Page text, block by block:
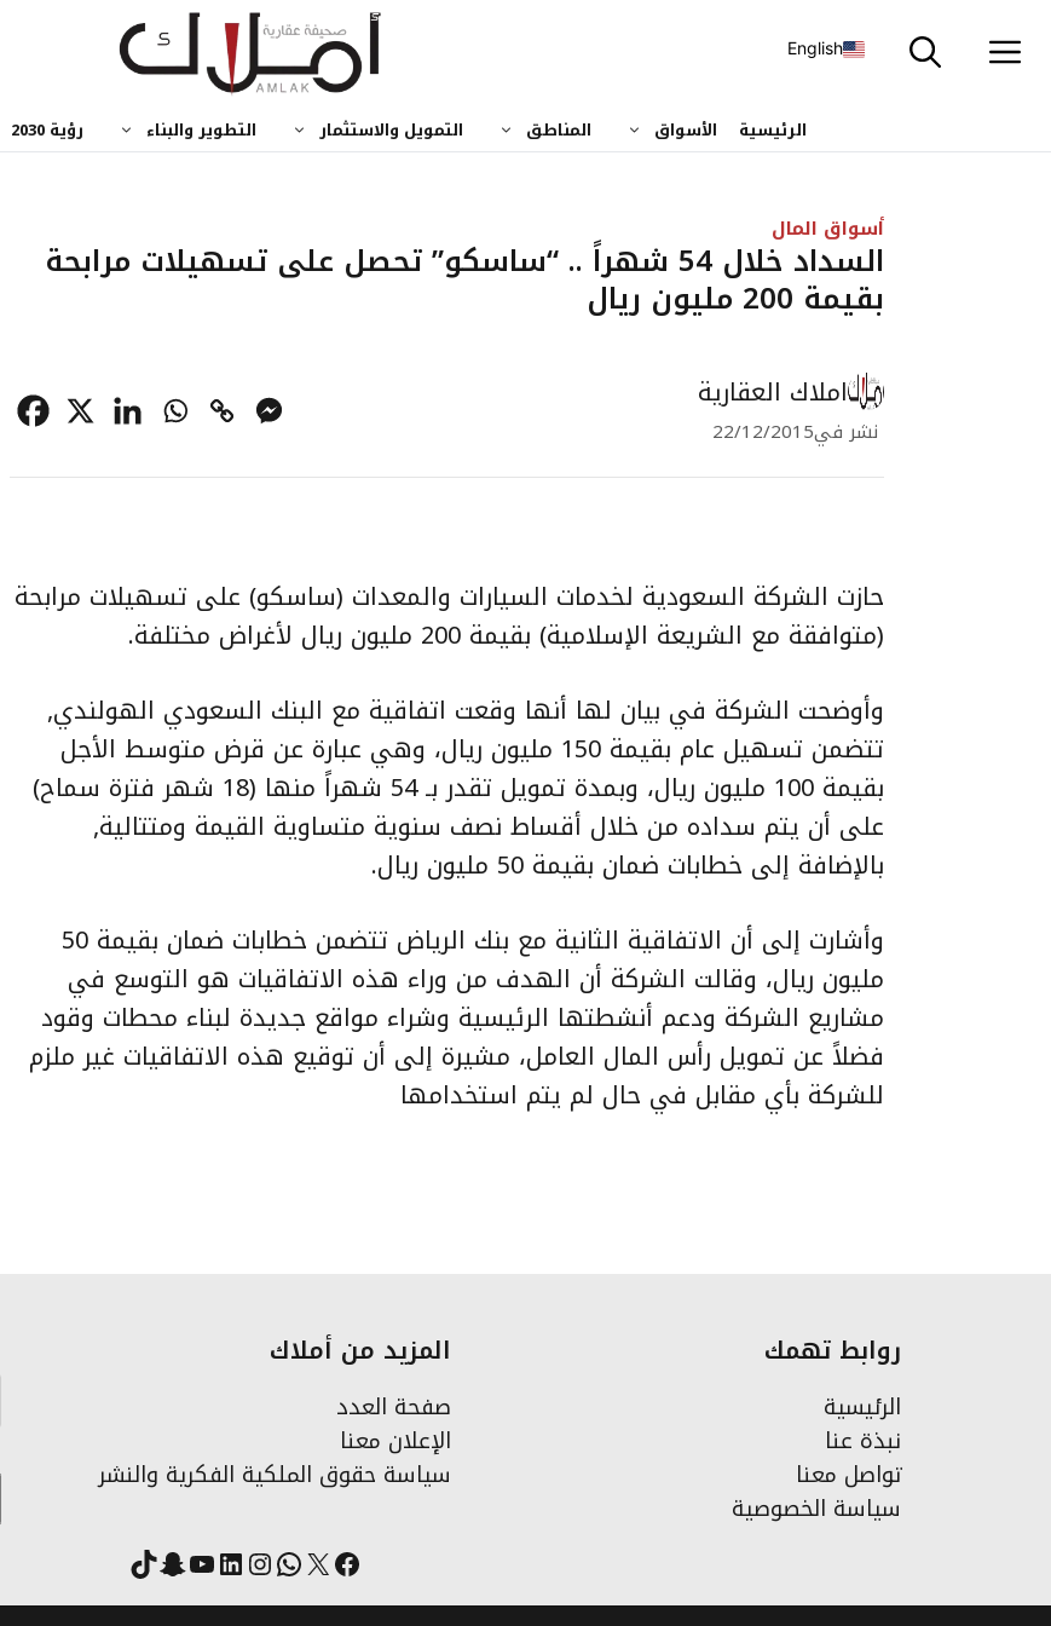
إلى
English
الرئيسية الأسواق المناطق التمويل والاستثمار التطوير والبناء رؤية 2030
أسواق المال
السداد خلال 54 شهراً .. “ساسكو” تحصل على تسهيلات مرابحة
بقيمة 200 مليون ريال
املاك العقارية
نشر في22/12/2015
حازت الشركة السعودية لخدمات السيارات والمعدات (ساسكو) على تسهيلات مرابحة
(متوافقة مع الشريعة الإسلامية) بقيمة 200 مليون ريال لأغراض مختلفة.
وأوضحت الشركة في بيان لها أنها وقعت اتفاقية مع البنك السعودي الهولندي,
تتضمن تسهيل عام بقيمة 150 مليون ريال، وهي عبارة عن قرض متوسط الأجل
بقيمة 100 مليون ريال، وبمدة تمويل تقدر بـ 54 شهراً منها (18 شهر فترة سماح)
على أن يتم سداده من خلال أقساط نصف سنوية متساوية القيمة ومتتالية,
بالإضافة إلى خطابات ضمان بقيمة 50 مليون ريال.
وأشارت إلى أن الاتفاقية الثانية مع بنك الرياض تتضمن خطابات ضمان بقيمة 50
مليون ريال، وقالت الشركة أن الهدف من وراء هذه الاتفاقيات هو التوسع في
مشاريع الشركة ودعم أنشطتها الرئيسية وشراء مواقع جديدة لبناء محطات وقود
فضلاً عن تمويل رأس المال العامل، مشيرة إلى أن توقيع هذه الاتفاقيات غير ملزم
للشركة بأي مقابل في حال لم يتم استخدامها
روابط تهمك
الرئيسية
نبذة عنا
تواصل معنا
سياسة الخصوصية
المزيد من أملاك
صفحة العدد
الإعلان معنا
سياسة حقوق الملكية الفكرية والنشر
فيسبوك
X واتساب
انستقرام
لينكد إنيوتيوب
سناب شات
تيك توك